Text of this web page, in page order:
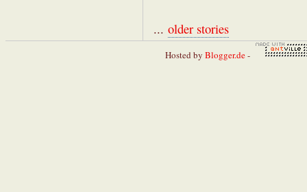
... older stories
Hosted by Blogger.de-